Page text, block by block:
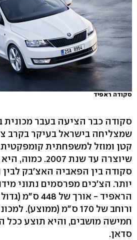
סקודה ראפיד
סקודה כבר הציעה בעבר מכונית
שמצליחה בישראל בעיקר בקרב
קטן ומוזל למשפחתית
שיוצרה עד שנת
סקודה בין הפאביה האצ'בק
יותר. הצ'כים מפרסמים נתוני
הראפיד - אורך
ורוחב של 170 ס"מ
חמישה מושבים, והיא תוצע ככל
סדאן.